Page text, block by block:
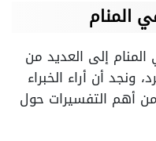
المنام
إلى العديد من
ونجد أن أراء الخبراء
أهم التفسيرات حول